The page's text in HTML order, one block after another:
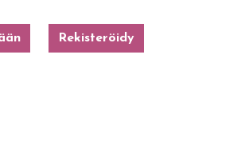
Rekisteröidy